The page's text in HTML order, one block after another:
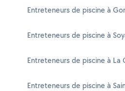
Entreteneurs de piscine à
Entreteneurs de piscine à
Entreteneurs de piscine à La
Entreteneurs de piscine à